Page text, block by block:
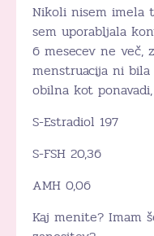
Nikoli nisem imela
sem uporabljala
6 mesecev ne več,
menstruacija ni
obilna kot
S-Estradiol 197
S-FSH 20,36
AMH 0,06
Kaj menite? Imam